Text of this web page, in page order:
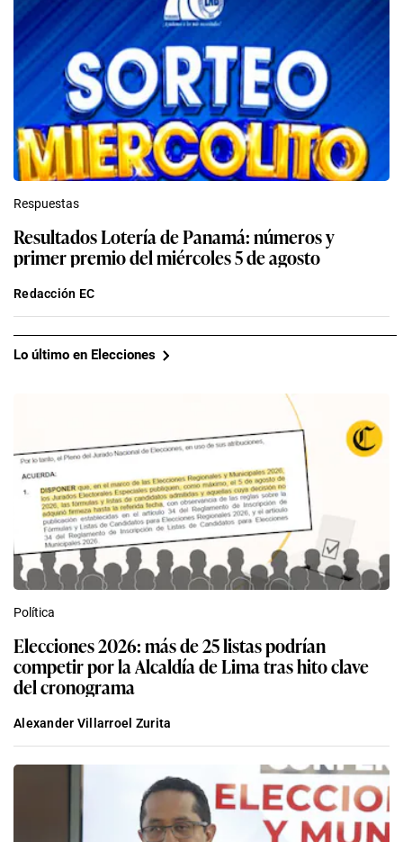
Respuestas
Resultados Lotería de Panamá: números y
primer premio del miércoles 5 de agosto
Redacción EC
Lo último en Elecciones
Política
Elecciones 2026: más de 25 listas podrían
competir por la Alcaldía de Lima tras hito clave
del cronograma
Alexander Villarroel Zurita